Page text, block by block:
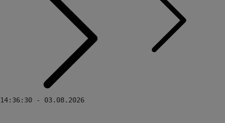
14:36:30 - 03.08.2026